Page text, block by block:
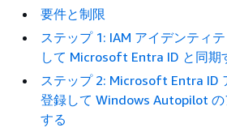
要件と制限
ステップ 1: IAM アイデンティ
して Microsoft Entra ID と同期
ステップ 2: Microsoft Entra ID
登録して Windows Autopilot
する